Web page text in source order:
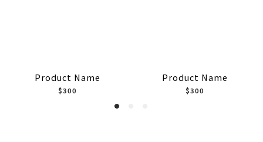
Product Name
$300
Product Name
$300